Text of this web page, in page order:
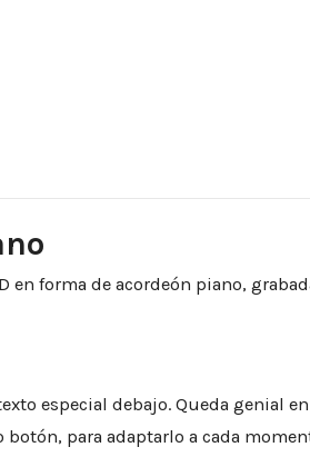
en forma de acordeón piano,
especial debajo. Queda genial
botón, para adaptarlo a cada